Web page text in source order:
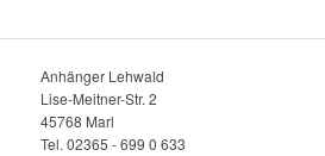
Anhänger Lehwald
Lise-Meitner-Str. 2
45768 Marl
Tel. 02365 - 699 0 633